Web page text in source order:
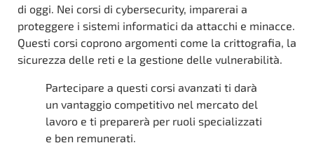
di oggi. Nei corsi di cybersecurity, imparerai a
proteggere i sistemi informatici da attacchi e minacce.
Questi corsi coprono argomenti come la crittografia, la
sicurezza delle reti e la gestione delle vulnerabilità.
Partecipare a questi corsi avanzati ti darà
un vantaggio competitivo nel mercato del
lavoro e ti preparerà per ruoli specializzati
e ben remunerati.